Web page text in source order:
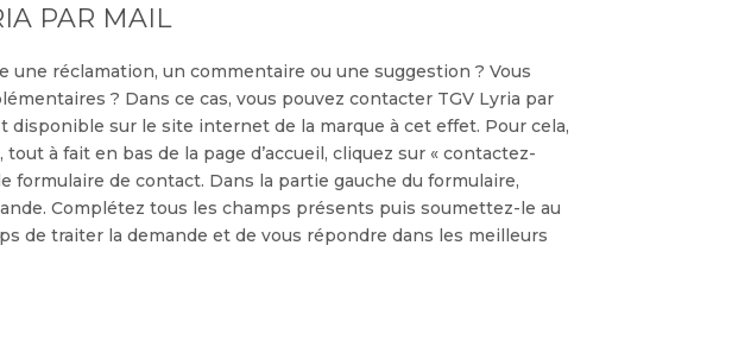
PAR MAIL
une réclamation, un commentaire ou une suggestion ? Vous
? Dans ce cas, vous pouvez contacter TGV Lyria par
disponible sur le site internet de la marque à cet effet. Pour cela,
, tout à fait en bas de la page d’accueil, cliquez sur « contactez-
formulaire de contact. Dans la partie gauche du formulaire,
Complétez tous les champs présents puis soumettez-le au
de traiter la demande et de vous répondre dans les meilleurs